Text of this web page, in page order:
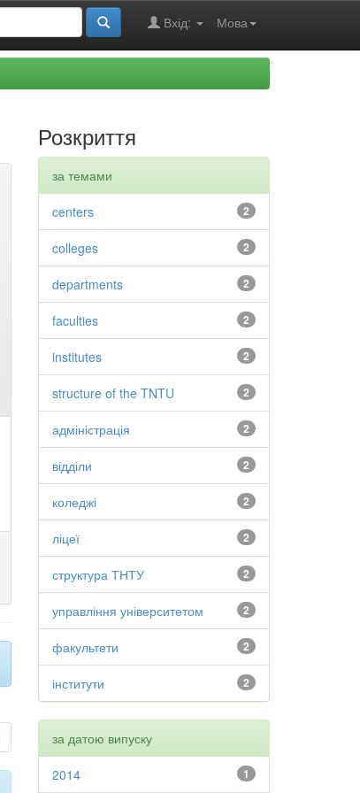
Мова
Вхід:
Розкриття
за темами
2
centers
2
colleges
2
departments
2
faculties
2
institutes
2
structure of the TNTU
2
адміністрація
2
відділи
2
коледжі
2
ліцеї
2
структура ТНТУ
2
управління університетом
2
факультети
2
інститути
за датою випуску
1
2014